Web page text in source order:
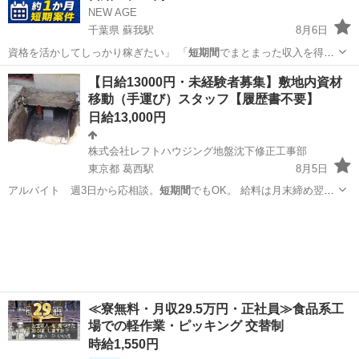
NEW AGE
千葉県 蘇我駅
8月6日
資格を活かしてしっかり稼ぎたい」 「短期間でまとまった収入を得た
い」 「日払い…
千葉 千葉市 蘇我駅 軽作業 玉掛け
【日給13000円・未経験者募集】敷地内資材
移動（手運び）スタッフ【履歴書不要】
日給13,000円
株式会社レフトハウジング地盤沈下修正工事部
東京都 葛西駅
8月5日
アルバイト 週3日から応相談。 短期間 でもOK。 給料は月末締め翌
≪寮無料・月収29.5万円・正社員≫食品系工
場での軽作業・ピッキング 交替制
時給1,550円